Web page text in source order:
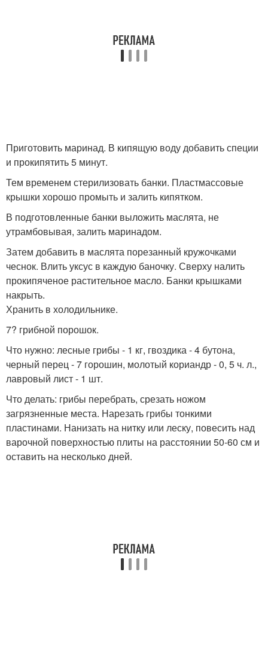
Приготовить маринад. В кипящую воду добавить специи
и прокипятить 5 минут.
Тем временем стерилизовать банки. Пластмассовые
крышки хорошо промыть и залить кипятком.
В подготовленные банки выложить маслята, не
утрамбовывая, залить маринадом.
Затем добавить в маслята порезанный кружочками
чеснок. Влить уксус в каждую баночку. Сверху налить
прокипяченое растительное масло. Банки крышками
накрыть.
Хранить в холодильнике.
7? грибной порошок.
Что нужно: лесные грибы - 1 кг, гвоздика - 4 бутона,
черный перец - 7 горошин, молотый кориандр - 0, 5 ч. л.,
лавровый лист - 1 шт.
Что делать: грибы перебрать, срезать ножом
загрязненные места. Нарезать грибы тонкими
пластинами. Нанизать на нитку или леску, повесить над
варочной поверхностью плиты на расстоянии 50-60 см и
оставить на несколько дней.